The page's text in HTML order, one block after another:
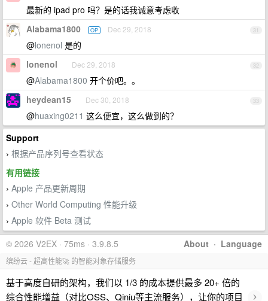
最新的 ipad pro 吗？是的话我诚意考虑收
31
Alabama1800 OP Dec 29, 2018
@lonenol 是的
32
lonenol Dec 29, 2018
@Alabama1800 开个价吧。。
33
heydean15 Dec 30, 2018
@huaxing0211 这么便宜，这么做到的？
Support
› 根据产品序列号查看状态
有用链接
› Apple 产品更新周期
› Other World Computing 性能升级
› Apple 软件 Beta 测试
About · Language
© 2026 V2EX · 75ms · 3.9.8.5
缤纷云 - 超高性能🚀 的智能对象存储服务
基于高度自研的架构，我们以 1/3 的成本提供最多 20+ 倍的
综合性能增益（对比OSS、Qiniu等主流服务），让你的项目
›